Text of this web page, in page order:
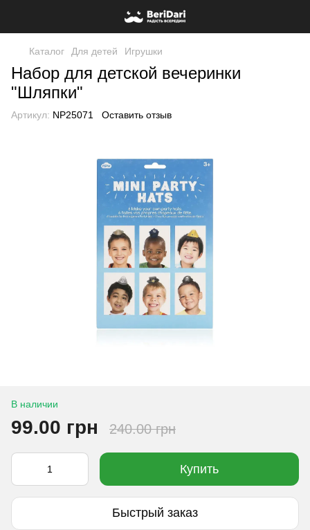
Каталог Для детей Игрушки
Набор для детской вечеринки
"Шляпки"
Артикул: NP25071 Оставить отзыв
В наличии
99.00 грн 240.00 грн
Купить
Быстрый заказ